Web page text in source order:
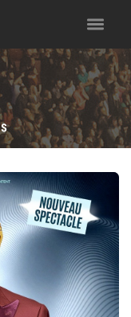
Toggle
navigation